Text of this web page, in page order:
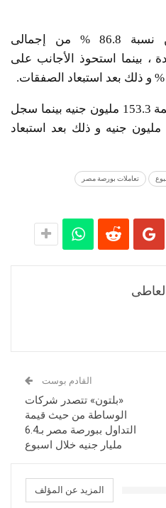
وسجلت تعاملات المصريين نسبة 86.8 % من إجمالى
، بينما استحوذ الأجانب على
وسجل الأجانب صافي بيع بقيمة 153.3 مليون جنيه بينما سجل
العرب صافي بيع بقيمة 84.6 مليون جنيه و ذلك بعد استبعاد
تعاملات بورصة مصر
القادم بوست
«بلتون» تتصدر شركات
الوساطة من حيث قيمة
التداول ببورصة مصر بـ6.4
مليار جنيه خلال اسبوع
المزيد عن المؤلف